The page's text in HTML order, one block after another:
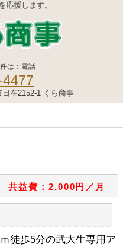
応援します。
は：電話
在2152-1 くら商事
益費：2,000円／月
徒歩5分の武大生専用ア